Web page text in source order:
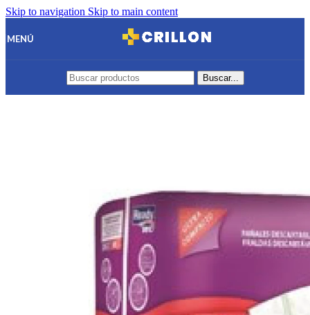
Skip to navigation Skip to main content
MENÚ
Buscar...